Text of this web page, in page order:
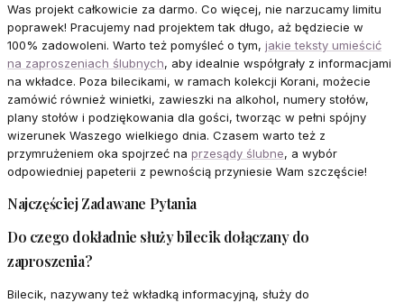
Was projekt całkowicie za darmo. Co więcej, nie narzucamy limitu
poprawek! Pracujemy nad projektem tak długo, aż będziecie w
100% zadowoleni. Warto też pomyśleć o tym, jakie teksty umieścić
na zaproszeniach ślubnych, aby idealnie współgrały z informacjami
na wkładce. Poza bilecikami, w ramach kolekcji Korani, możecie
zamówić również winietki, zawieszki na alkohol, numery stołów,
plany stołów i podziękowania dla gości, tworząc w pełni spójny
wizerunek Waszego wielkiego dnia. Czasem warto też z
przymrużeniem oka spojrzeć na przesądy ślubne, a wybór
odpowiedniej papeterii z pewnością przyniesie Wam szczęście!
Najczęściej Zadawane Pytania
Do czego dokładnie służy bilecik dołączany do
zaproszenia?
Bilecik, nazywany też wkładką informacyjną, służy do